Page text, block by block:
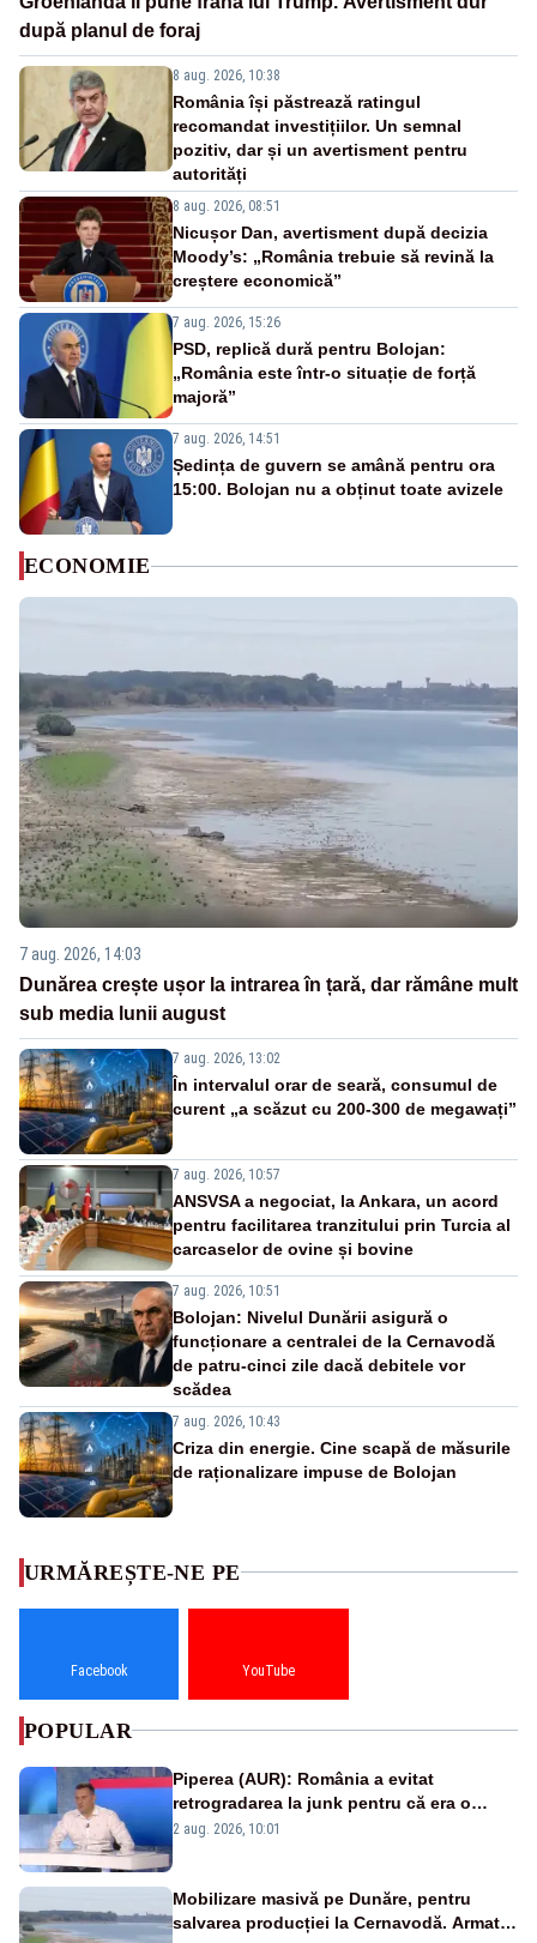
după planul de foraj
8 aug. 2026, 10:38
România își păstrează ratingul
recomandat investițiilor. Un semnal
pozitiv, dar și un avertisment pentru
autorități
8 aug. 2026, 08:51
Nicușor Dan, avertisment după decizia
Moody’s: „România trebuie să revină la
creștere economică”
7 aug. 2026, 15:26
PSD, replică dură pentru Bolojan:
„România este într-o situație de forță
majoră”
7 aug. 2026, 14:51
Ședința de guvern se amână pentru ora
15:00. Bolojan nu a obținut toate avizele
ECONOMIE
7 aug. 2026, 14:03
Dunărea crește ușor la intrarea în țară, dar rămâne mult
sub media lunii august
7 aug. 2026, 13:02
În intervalul orar de seară, consumul de
curent „a scăzut cu 200-300 de megawați”
7 aug. 2026, 10:57
ANSVSA a negociat, la Ankara, un acord
pentru facilitarea tranzitului prin Turcia al
carcaselor de ovine și bovine
7 aug. 2026, 10:51
Bolojan: Nivelul Dunării asigură o
funcționare a centralei de la Cernavodă
de patru-cinci zile dacă debitele vor
scădea
7 aug. 2026, 10:43
Criza din energie. Cine scapă de măsurile
de raționalizare impuse de Bolojan
URMĂREȘTE-NE PE
Facebook YouTube
POPULAR
Piperea (AUR): România a evitat
retrogradarea la junk pentru că era o
catastrofă pentru bănci și fondurile de
2 aug. 2026, 10:01
Mobilizare masivă pe Dunăre, pentru
salvarea producției la Cernavodă. Armata